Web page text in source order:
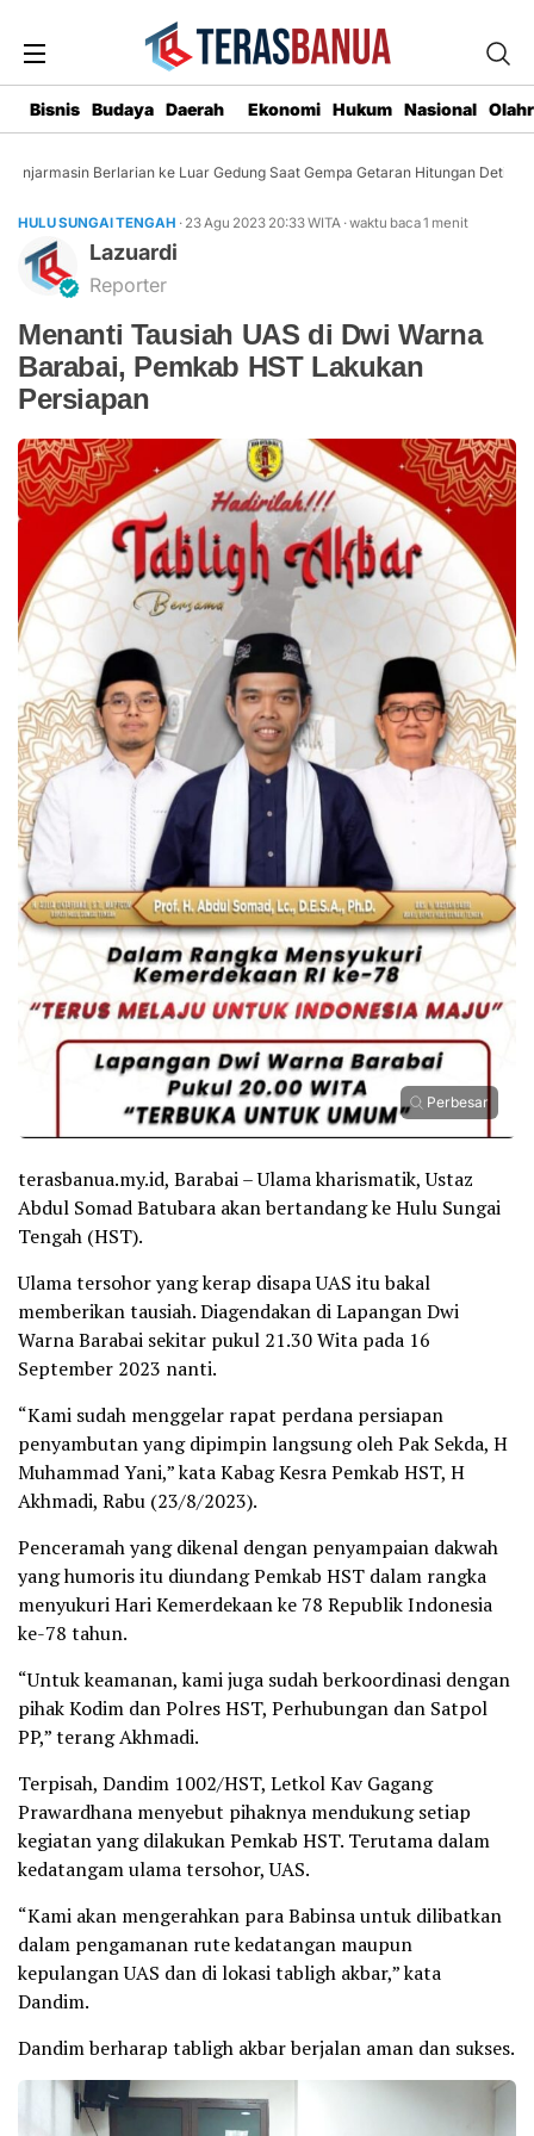
Bisnis Budaya Daerah Ekonomi Hukum Nasional
Berlarian ke Luar Gedung Saat Gempa Getaran Hitungan Detik
HULU SUNGAI TENGAH · 23 Agu 2023 20:33WITA ·waktu baca 1 menit
Lazuardi
Reporter
Menanti Tausiah UAS di Dwi Warna
Barabai, Pemkab HST Lakukan
Persiapan
Perbesar
terasbanua.my.id, Barabai – Ulama kharismatik, Ustaz
Abdul Somad Batubara akan bertandang ke Hulu Sungai
Tengah (HST).
Ulama tersohor yang kerap disapa UAS itu bakal
memberikan tausiah. Diagendakan di Lapangan Dwi
Warna Barabai sekitar pukul 21.30 Wita pada 16
September 2023 nanti.
“Kami sudah menggelar rapat perdana persiapan
penyambutan yang dipimpin langsung oleh Pak Sekda, H
Muhammad Yani,” kata Kabag Kesra Pemkab HST, H
Akhmadi, Rabu (23/8/2023).
Penceramah yang dikenal dengan penyampaian dakwah
yang humoris itu diundang Pemkab HST dalam rangka
menyukuri Hari Kemerdekaan ke 78 Republik Indonesia
ke-78 tahun.
“Untuk keamanan, kami juga sudah berkoordinasi dengan
pihak Kodim dan Polres HST, Perhubungan dan Satpol
PP,” terang Akhmadi.
Terpisah, Dandim 1002/HST, Letkol Kav Gagang
Prawardhana menyebut pihaknya mendukung setiap
kegiatan yang dilakukan Pemkab HST. Terutama dalam
kedatangam ulama tersohor, UAS.
“Kami akan mengerahkan para Babinsa untuk dilibatkan
dalam pengamanan rute kedatangan maupun
kepulangan UAS dan di lokasi tabligh akbar,” kata
Dandim.
Dandim berharap tabligh akbar berjalan aman dan sukses.